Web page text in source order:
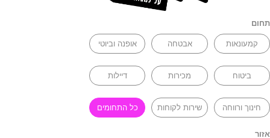
תחום
קמעונאות אבטחה אופנה וביוטי
ביטוח מכירות דיילות
חינוך ורווחה שירות לקוחות כל התחומים
אזור